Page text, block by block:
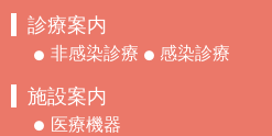
診療案内
非感染診療 感染診療
施設案内
医療機器